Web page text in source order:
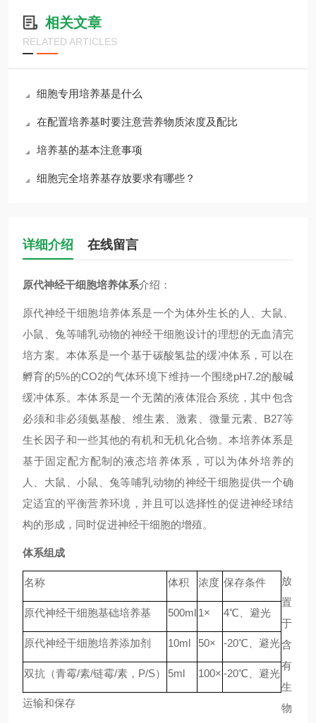
相关文章
RELATED ARTICLES
细胞专用培养基是什么
在配置培养基时要注意营养物质浓度及配比
培养基的基本注意事项
细胞完全培养基存放要求有哪些？
详细介绍 在线留言
原代神经干细胞培养体系介绍：
原代神经干细胞培养体系是一个为体外生长的人、大鼠、
小鼠、兔等哺乳动物的神经干细胞设计的理想的无血清完
培方案。本体系是一个基于碳酸氢盐的缓冲体系，可以在
孵育的5%的CO2的气体环境下维持一个围绕pH7.2的酸碱
缓冲体系。本体系是一个无菌的液体混合系统，其中包含
必须和非必须氨基酸、维生素、激素、微量元素、B27等
生长因子和一些其他的有机和无机化合物。本培养体系是
基于固定配方配制的液态培养体系，可以为体外培养的
人、大鼠、小鼠、兔等哺乳动物的神经干细胞提供一个确
定适宜的平衡营养环境，并且可以选择性的促进神经球结
构的形成，同时促进神经干细胞的增殖。
体系组成
名称 体积 浓度 保存条件
原代神经干细胞基础培养基 500ml 1× 4℃、避光
原代神经干细胞培养添加剂 10ml 50× -20℃、避光
双抗（青霉/素/链霉/素，P/S） 5ml 100× -20℃、避光
运输和保存
放
置
于
含
有
生
物